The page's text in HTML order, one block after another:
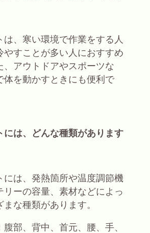
は、寒い環境で作業をする人
やすことが多い人におすすめ
、アウトドアやスポーツな
体を動かすときにも便利で
には、どんな種類があります
には、発熱箇所や温度調節機
リーの容量、素材などによっ
まな種類があります。
部、背中、首元、腰、手、